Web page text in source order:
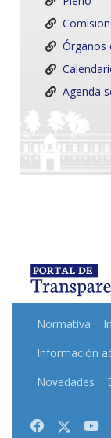
Órganos
Agenda
Normativa
Información
Novedades
Facebook